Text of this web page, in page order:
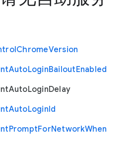
ChromeVersion
AutoLoginBailoutEnabled
AutoLoginDelay
AutoLoginId
PromptForNetworkWhen